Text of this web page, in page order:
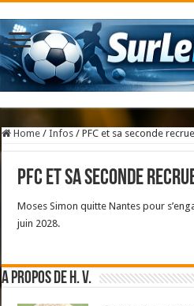
Home / Infos / PFC et sa seconde recrue
PFC et sa seconde
Moses Simon quitte Nantes pour
juin 2028.
A propos de H. V.